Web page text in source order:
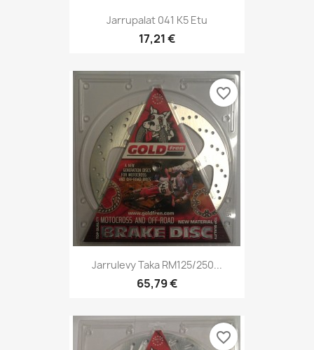
Jarrupalat 041 K5 Etu
17,21 €
Jarrulevy Taka RM125/250...
65,79 €
favorite_border
favorite_border